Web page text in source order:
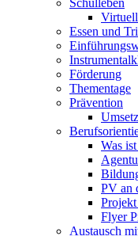
Schulleben
Essen und
Förderung
Thementage
Prävention
Was
PV an
Flyer
Austausch